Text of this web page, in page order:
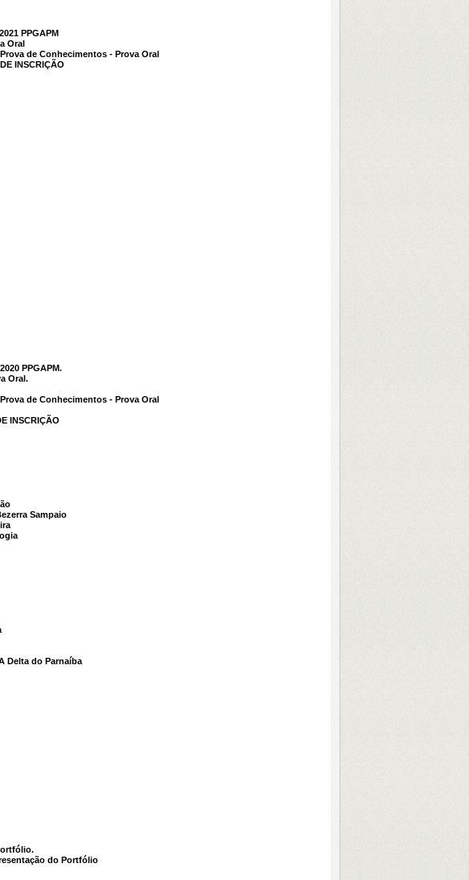
PPGAPM
Oral
de Conhecimentos - Prova Oral
INSCRIÇÃO
PPGAPM.
Oral.
de Conhecimentos - Prova Oral
INSCRIÇÃO
Sampaio
Delta do Parnaíba
do Portfólio